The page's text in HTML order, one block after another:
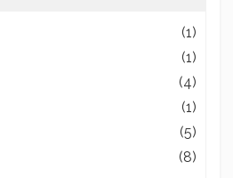
(1)
(1)
(4)
(1)
(5)
(8)